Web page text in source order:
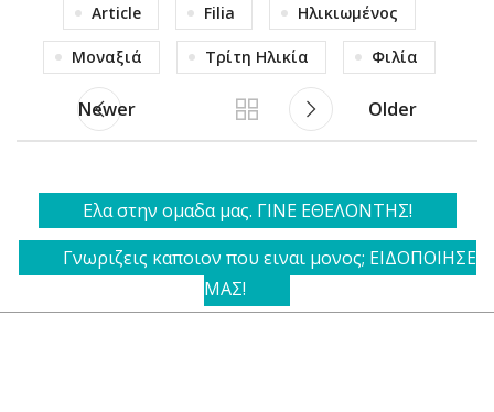
Article Filia Ηλικιωμένος
Μοναξιά Τρίτη Ηλικία Φιλία
Newer Older
Ελα στην ομαδα μας. ΓΙΝΕ ΕΘΕΛΟΝΤΗΣ!
Γνωριζεις καποιον που ειναι μονος; ΕΙΔΟΠΟΙΗΣΕ
ΜΑΣ!